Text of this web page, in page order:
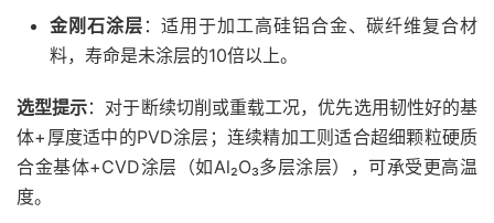
金刚石涂层 ：适用于加工高硅铝合金、碳纤维复合材
料，寿命是未涂层的10倍以上。
选型提示：对于断续切削或重载工况，优先选用韧性好的基
体+厚度适中的PVD涂层；连续精加工则适合超细颗粒硬质
合金基体+CVD涂层（如Al₂O₃多层涂层），可承受更高温
度。